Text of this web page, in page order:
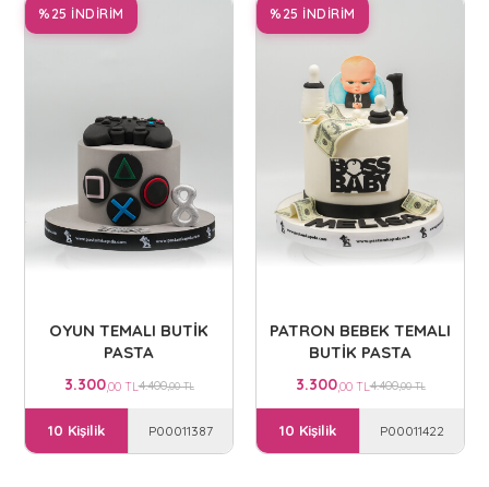
%25 İNDİRİM
OYUN TEMALI BUTİK
PASTA
3.300,00 TL4.400,00 TL
10 Kişilik P00011387
%25 İNDİRİM
PATRON BEBEK TEMALI
BUTİK PASTA
3.300,00 TL4.400,00 TL
10 Kişilik P00011422